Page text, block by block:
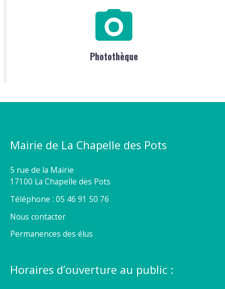
Photothèque
Mairie de La Chapelle des Pots
5 rue de la Mairie
17100 La Chapelle des Pots
Téléphone : 05 46 91 50 76
Nous contacter
Permanences des élus
Horaires d’ouverture au public :